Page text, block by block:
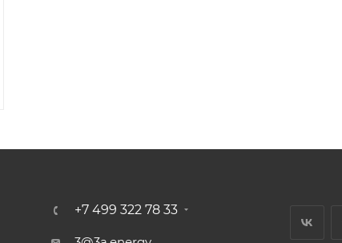
+7 499 322 78 33